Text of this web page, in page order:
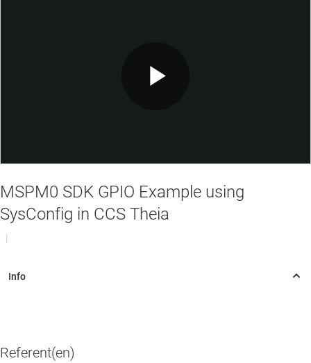
Video
MSPM0 SDK GPIO Example using
SysConfig in CCS Theia
|
Referent(en)